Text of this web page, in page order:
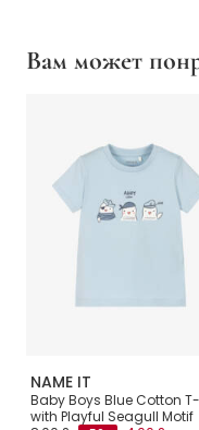
Вам может
NAME IT
Baby Boys Blue Cotton
with Playful Seagull Motif